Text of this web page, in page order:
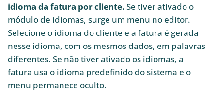
idioma da fatura por cliente. Se tiver ativado o
módulo de idiomas, surge um menu no editor.
Selecione o idioma do cliente e a fatura é gerada
nesse idioma, com os mesmos dados, em palavras
diferentes. Se não tiver ativado os idiomas, a
fatura usa o idioma predefinido do sistema e o
menu permanece oculto.